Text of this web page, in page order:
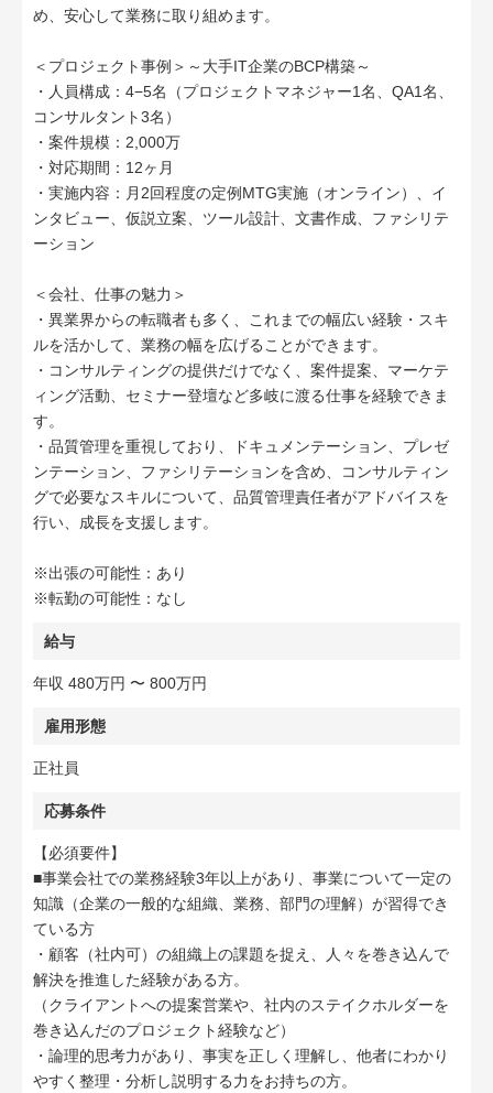
め、安心して業務に取り組めます。
＜プロジェクト事例＞～大手IT企業のBCP構築～
・人員構成：4−5名（プロジェクトマネジャー1名、QA1名、
コンサルタント3名）
・案件規模：2,000万
・対応期間：12ヶ月
・実施内容：月2回程度の定例MTG実施（オンライン）、イ
ンタビュー、仮説立案、ツール設計、文書作成、ファシリテ
ーション
＜会社、仕事の魅力＞
・異業界からの転職者も多く、これまでの幅広い経験・スキ
ルを活かして、業務の幅を広げることができます。
・コンサルティングの提供だけでなく、案件提案、マーケテ
ィング活動、セミナー登壇など多岐に渡る仕事を経験できま
す。
・品質管理を重視しており、ドキュメンテーション、プレゼ
ンテーション、ファシリテーションを含め、コンサルティン
グで必要なスキルについて、品質管理責任者がアドバイスを
行い、成長を支援します。
※出張の可能性：あり
※転勤の可能性：なし
給与
年収 480万円 〜 800万円
雇用形態
正社員
応募条件
【必須要件】
■事業会社での業務経験3年以上があり、事業について一定の
知識（企業の一般的な組織、業務、部門の理解）が習得でき
ている方
・顧客（社内可）の組織上の課題を捉え、人々を巻き込んで
解決を推進した経験がある方。
（クライアントへの提案営業や、社内のステイクホルダーを
巻き込んだのプロジェクト経験など）
・論理的思考力があり、事実を正しく理解し、他者にわかり
やすく整理・分析し説明する力をお持ちの方。